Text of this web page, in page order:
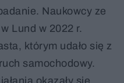
Naukowcy ze
Lund w 2022 r.
którym udało się z
samochodowy.
okazały się